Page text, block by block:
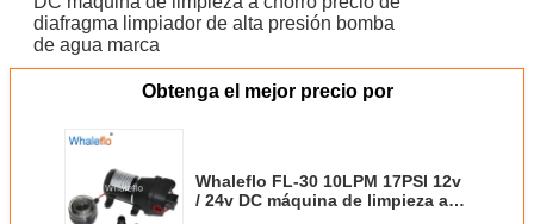
Obtenga el mejor precio por
Whaleflo FL-30 10LPM 17PSI 12v
/ 24v DC máquina de limpieza a